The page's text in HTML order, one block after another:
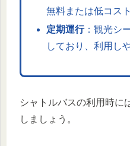
無料または低コス
定期運行：観光シ
しており、利用し
シャトルバスの利用時に
しましょう。